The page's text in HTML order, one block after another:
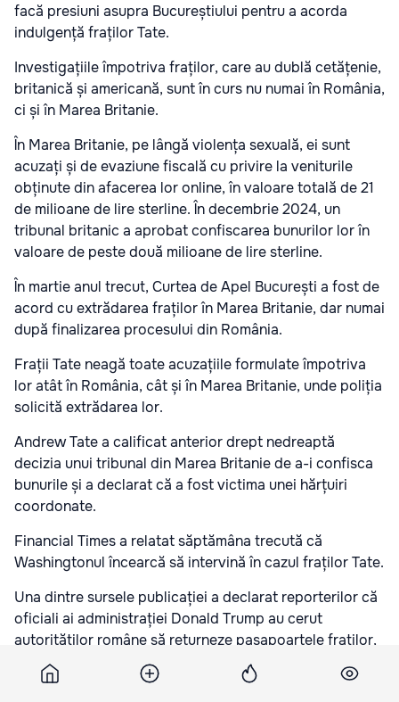
facă presiuni asupra Bucureștiului pentru a acorda
indulgență fraților Tate.
Investigațiile împotriva fraților, care au dublă cetățenie,
britanică și americană, sunt în curs nu numai în România,
ci și în Marea Britanie.
În Marea Britanie, pe lângă violența sexuală, ei sunt
acuzați și de evaziune fiscală cu privire la veniturile
obținute din afacerea lor online, în valoare totală de 21
de milioane de lire sterline. În decembrie 2024, un
tribunal britanic a aprobat confiscarea bunurilor lor în
valoare de peste două milioane de lire sterline.
În martie anul trecut, Curtea de Apel București a fost de
acord cu extrădarea fraților în Marea Britanie, dar numai
după finalizarea procesului din România.
Frații Tate neagă toate acuzațiile formulate împotriva
lor atât în România, cât și în Marea Britanie, unde poliția
solicită extrădarea lor.
Andrew Tate a calificat anterior drept nedreaptă
decizia unui tribunal din Marea Britanie de a-i confisca
bunurile și a declarat că a fost victima unei hărțuiri
coordonate.
Financial Times a relatat săptămâna trecută că
Washingtonul încearcă să intervină în cazul fraților Tate.
Una dintre sursele publicației a declarat reporterilor că
oficiali ai administrației Donald Trump au cerut
autorităților române să returneze pașapoartele fraților,
astfel încât aceștia să poată călători în timp ce ancheta
continuă.